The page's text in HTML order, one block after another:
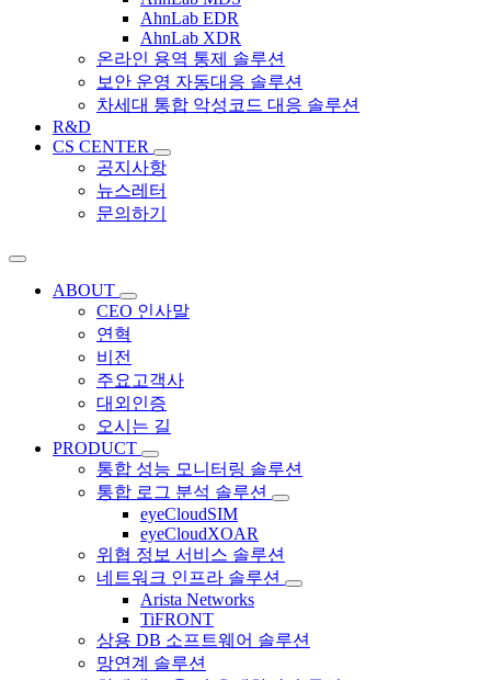
AhnLab EDR
AhnLab XDR
온라인 용역 통제 솔루션
보안 운영 자동대응 솔루션
차세대 통합 악성코드 대응 솔루션
R&D
CS CENTER
공지사항
뉴스레터
문의하기
ABOUT
CEO 인사말
연혁
비전
주요고객사
대외인증
오시는 길
PRODUCT
통합 성능 모니터링 솔루션
통합 로그 분석 솔루션
eyeCloudSIM
eyeCloudXOAR
위협 정보 서비스 솔루션
네트워크 인프라 솔루션
Arista Networks
TiFRONT
상용 DB 소프트웨어 솔루션
망연계 솔루션